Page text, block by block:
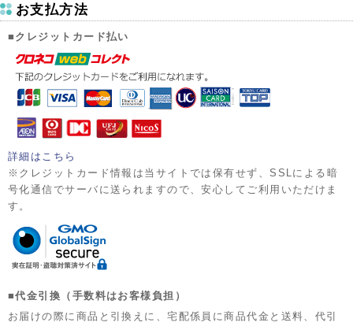
お支払方法
■クレジットカード払い
詳細はこちら
※クレジットカード情報は当サイトでは保有せず、SSLによる暗
号化通信でサーバに送られますので、安心してご利用いただけま
す。
■代金引換（手数料はお客様負担）
お届けの際に商品と引換えに、宅配係員に商品代金と送料、代引